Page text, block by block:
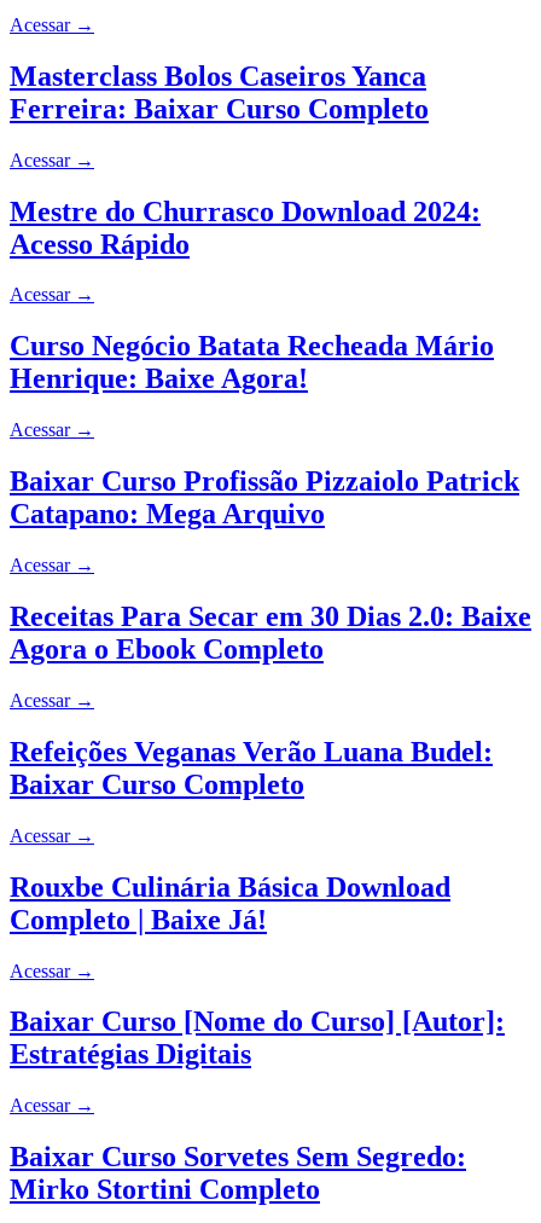
Acessar →
Masterclass Bolos Caseiros Yanca
Ferreira: Baixar Curso Completo
Acessar →
Mestre do Churrasco Download 2024:
Acesso Rápido
Acessar →
Curso Negócio Batata Recheada Mário
Henrique: Baixe Agora!
Acessar →
Baixar Curso Profissão Pizzaiolo Patrick
Catapano: Mega Arquivo
Acessar →
Receitas Para Secar em 30 Dias 2.0: Baixe
Agora o Ebook Completo
Acessar →
Refeições Veganas Verão Luana Budel:
Baixar Curso Completo
Acessar →
Rouxbe Culinária Básica Download
Completo | Baixe Já!
Acessar →
Baixar Curso [Nome do Curso] [Autor]:
Estratégias Digitais
Acessar →
Baixar Curso Sorvetes Sem Segredo:
Mirko Stortini Completo